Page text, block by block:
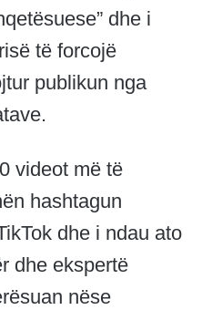
dhe i
të forcojë
publikun nga
videot më të
hashtagun
dhe i ndau ato
dhe ekspertë
nëse